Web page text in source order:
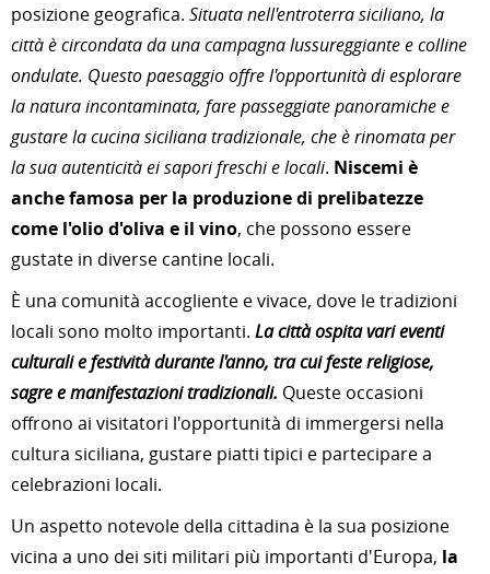
posizione geografica. Situata nell'entroterra siciliano, la
città è circondata da una campagna lussureggiante e colline
ondulate. Questo paesaggio offre l'opportunità di esplorare
la natura incontaminata, fare passeggiate panoramiche e
gustare la cucina siciliana tradizionale, che è rinomata per
la sua autenticità ei sapori freschi e locali. Niscemi è
anche famosa per la produzione di prelibatezze
come l'olio d'oliva e il vino, che possono essere
gustate in diverse cantine locali.
È una comunità accogliente e vivace, dove le tradizioni
locali sono molto importanti. La città ospita vari eventi
culturali e festività durante l'anno, tra cui feste religiose,
sagre e manifestazioni tradizionali. Queste occasioni
offrono ai visitatori l'opportunità di immergersi nella
cultura siciliana, gustare piatti tipici e partecipare a
celebrazioni locali.
Un aspetto notevole della cittadina è la sua posizione
vicina a uno dei siti militari più importanti d'Europa, la